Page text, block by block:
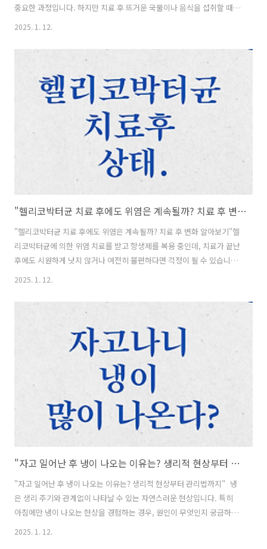
중요한 과정입니다. 하지만 치료 후 뜨거운 국물이나 음식을 섭취할 때
시린 증상이 생겼다면 걱정이 될 수 있습니다. 이는 단순한 일시적 증상
치료 후 시린 증상의 원인과 해결 방법에 대해 알아보겠습니다. 1. 재신
경 치료 후 뜨거운 물에 시린 증상, 왜 생길까? 재신경 치료 후 발생하는
시린 증상은 몇 가지 원인으로 설명할 수 있습니다. - 치아 내부 염증:
재신경 치료 후에도 치아 내부에 **미세한 염증**이 남아 있을 수 있습
니다. - 치아 균열: 치료 과정에서 치아에 균열이 생기거나, ..
2025. 1. 12.
"헬리코박터균 치료 후에도 위염은 계속될까? 치료 후 변화 알아보기"
"헬리코박터균 치료 후에도 위염은 계속될까? 치료 후 변화 알아보기"헬
리코박터균에 의한 위염 치료를 받고 항생제를 복용 중인데, 치료가 끝난
후에도 시원하게 낫지 않거나 여전히 불편하다면 걱정이 될 수 있습니다.
헬리코박터균은 위염을 일으킬 수 있는 주된 원인입니다. 이 세균은 위
점막에 부착하여 염증을 유발하고,속쓰림, 구토, 체중 감소 등의 증상을
일으킬 수 있습니다. - 헬리코박터균이 위염을 유발하는 메커니즘- - 위
점막에 감염되어 염증 반응을 일으키며, 이로 인해 위장벽이 약해지고 위
산이 노출됩니다. - 그 결과 소화 불량과 같은 증상으로 이어질 수 있..
2025. 1. 12.
"자고 일어난 후 냉이 나오는 이유는? 생리적 현상부터 관리법까지"
"자고 일어난 후 냉이 나오는 이유는? 생리적 현상부터 관리법까지" 냉
은 생리 주기와 관계없이 나타날 수 있는 자연스러운 현상입니다. 특히
아침에만 냉이 나오는 현상을 경험하는 경우, 원인이 무엇인지 궁금하실
겁니다. 오늘은 이러한 현상의 원인과 함께, 건강한 질 관리를 위한 팁을
2025. 1. 12.